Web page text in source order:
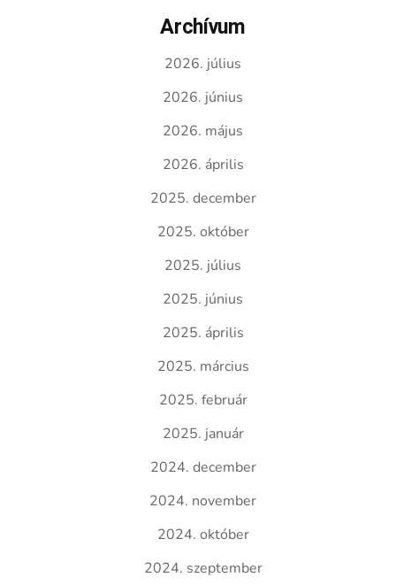
Archívum
2026. július
2026. június
2026. május
2026. április
2025. december
2025. október
2025. július
2025. június
2025. április
2025. március
2025. február
2025. január
2024. december
2024. november
2024. október
2024. szeptember